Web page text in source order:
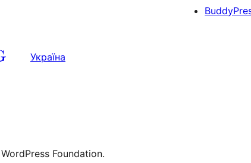
Україна
Foundation.